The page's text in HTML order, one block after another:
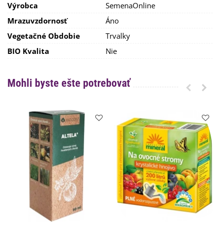
špeciálne opatrenia.
Semená môžeme vysievať na jeseň priamo na vonkajšie
stanovisko, prejdú tzv. prírodnou stratifikáciou.
Výrobca
SemenaOnline
Mrazuvzdornosť
Áno
Vegetačné Obdobie
Trvalky
BIO Kvalita
Nie
Mohli byste ešte potrebovať